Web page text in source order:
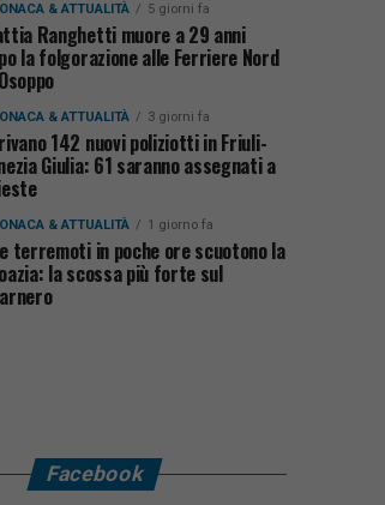
& ATTUALITÀ 5 giorni fa
Ranghetti muore a 29 anni
la folgorazione alle Ferriere Nord
& ATTUALITÀ 3 giorni fa
142 nuovi poliziotti in Friuli-
Giulia: 61 saranno assegnati a
& ATTUALITÀ 1 giorno fa
terremoti in poche ore scuotono la
la scossa più forte sul
Facebook